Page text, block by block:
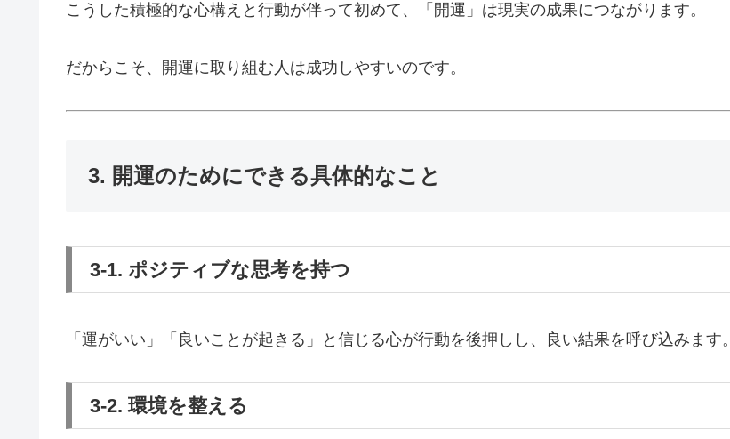
こうした積極的な心構えと行動が伴って初めて、「開運」は現実の成果につながります。
だからこそ、開運に取り組む人は成功しやすいのです。
3. 開運のためにできる具体的なこと
3-1. ポジティブな思考を持つ
「運がいい」「良いことが起きる」と信じる心が行動を後押しし、良い結果を呼び込みます。
3-2. 環境を整える